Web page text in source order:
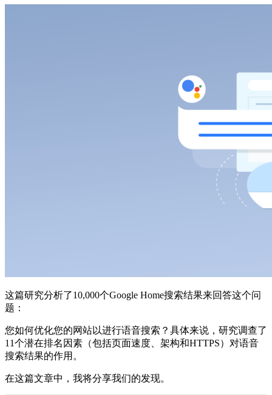
这篇研究分析了10,000个Google Home搜索结果来回答这个问
题：
您如何优化您的网站以进行语音搜索？具体来说，研究调查了
11个潜在排名因素（包括页面速度、架构和HTTPS）对语音
搜索结果的作用。
在这篇文章中，我将分享我们的发现。